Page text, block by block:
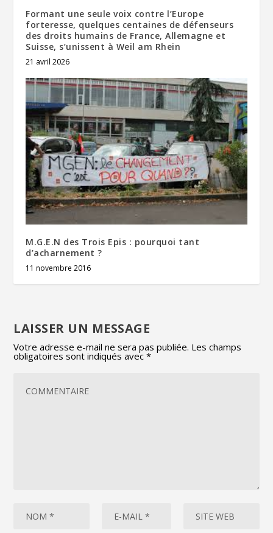
Formant une seule voix contre l’Europe
forteresse, quelques centaines de défenseurs
des droits humains de France, Allemagne et
Suisse, s’unissent à Weil am Rhein
21 avril 2026
M.G.E.N des Trois Epis : pourquoi tant
d’acharnement ?
11 novembre 2016
LAISSER UN MESSAGE
Votre adresse e-mail ne sera pas publiée. Les champs
obligatoires sont indiqués avec*